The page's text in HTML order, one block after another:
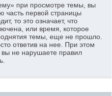
при просмотре темы, вы
часть первой страницы
то это означает, что
или время, которое
темы, еще не прошло.
ответив на нее. При этом
вы не нарушаете правил